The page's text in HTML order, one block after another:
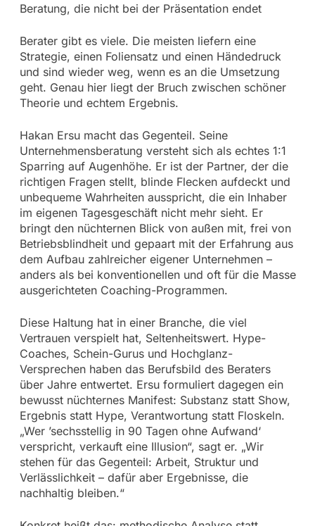
Beratung, die nicht bei der Präsentation endet
Berater gibt es viele. Die meisten liefern eine
Strategie, einen Foliensatz und einen Händedruck
und sind wieder weg, wenn es an die Umsetzung
geht. Genau hier liegt der Bruch zwischen schöner
Theorie und echtem Ergebnis.
Hakan Ersu macht das Gegenteil. Seine
Unternehmensberatung versteht sich als echtes 1:1
Sparring auf Augenhöhe. Er ist der Partner, der die
richtigen Fragen stellt, blinde Flecken aufdeckt und
unbequeme Wahrheiten ausspricht, die ein Inhaber
im eigenen Tagesgeschäft nicht mehr sieht. Er
bringt den nüchternen Blick von außen mit, frei von
Betriebsblindheit und gepaart mit der Erfahrung aus
dem Aufbau zahlreicher eigener Unternehmen –
anders als bei konventionellen und oft für die Masse
ausgerichteten Coaching-Programmen.
Diese Haltung hat in einer Branche, die viel
Vertrauen verspielt hat, Seltenheitswert. Hype-
Coaches, Schein-Gurus und Hochglanz-
Versprechen haben das Berufsbild des Beraters
über Jahre entwertet. Ersu formuliert dagegen ein
bewusst nüchternes Manifest: Substanz statt Show,
Ergebnis statt Hype, Verantwortung statt Floskeln.
„Wer ’sechsstellig in 90 Tagen ohne Aufwand‘
verspricht, verkauft eine Illusion“, sagt er. „Wir
stehen für das Gegenteil: Arbeit, Struktur und
Verlässlichkeit – dafür aber Ergebnisse, die
nachhaltig bleiben.“